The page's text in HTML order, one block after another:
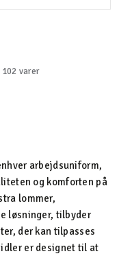
varer
arbejdsuniform,
og komforten på
lommer,
løsninger, tilbyder
der kan tilpasses
er designet til at